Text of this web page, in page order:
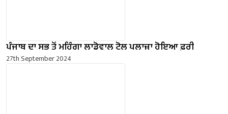
ਪੰਜਾਬ ਦਾ ਸਭ ਤੋਂ ਮਹਿੰਗਾ ਲਾਡੋਵਾਲ ਟੋਲ ਪਲਾਜ਼ਾ ਹੋਇਆ ਫ਼ਰੀ
27th September 2024